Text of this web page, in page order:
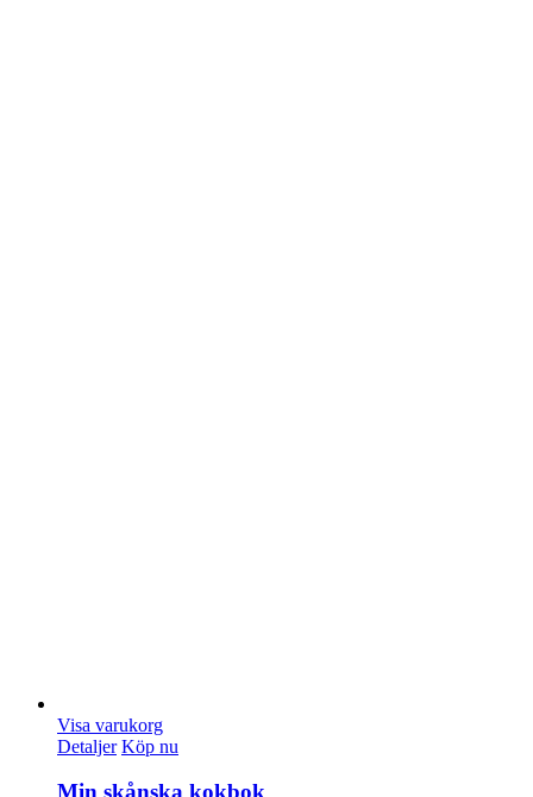
Visa varukorg
Detaljer Köp nu